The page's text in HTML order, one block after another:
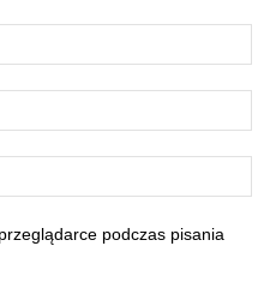
podczas pisania